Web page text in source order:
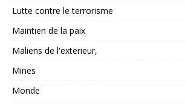
Lutte contre le terrorisme
Maintien de la paix
Maliens de l'exterieur,
Mines
Monde